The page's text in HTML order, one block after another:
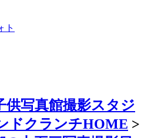
ト
供写真館撮影スタジ
ドクランチHOME >